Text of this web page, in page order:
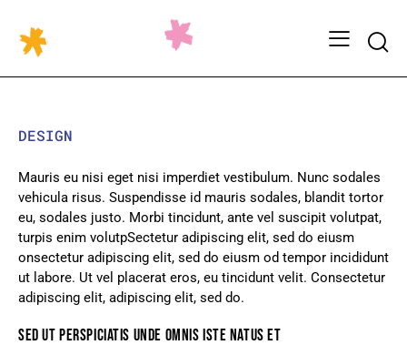
DESIGN
Mauris eu nisi eget nisi imperdiet vestibulum. Nunc sodales
vehicula risus. Suspendisse id mauris sodales, blandit tortor
eu, sodales justo. Morbi tincidunt, ante vel suscipit volutpat,
turpis enim volutpSectetur adipiscing elit, sed do eiusm
onsectetur adipiscing elit, sed do eiusm od tempor incididunt
ut labore. Ut vel placerat eros, eu tincidunt velit. Consectetur
adipiscing elit, adipiscing elit, sed do.
SED UT PERSPICIATIS UNDE OMNIS ISTE NATUS ET